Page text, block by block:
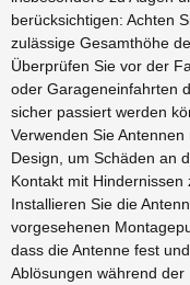
berücksichtigen: Achten
zulässige Gesamthöhe
Überprüfen Sie vor der
oder Garageneinfahrten
sicher passiert werden
Verwenden Sie
Design, um Schäden an
Kontakt mit
Installieren Sie die
vorgesehenen
dass die Antenne fest
Ablösungen während der